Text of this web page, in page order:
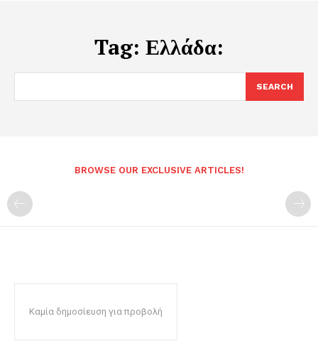
Tag: Ελλάδα:
SEARCH
BROWSE OUR EXCLUSIVE ARTICLES!
Καμία δημοσίευση για προβολή